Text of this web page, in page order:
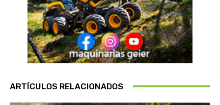
ARTÍCULOS RELACIONADOS